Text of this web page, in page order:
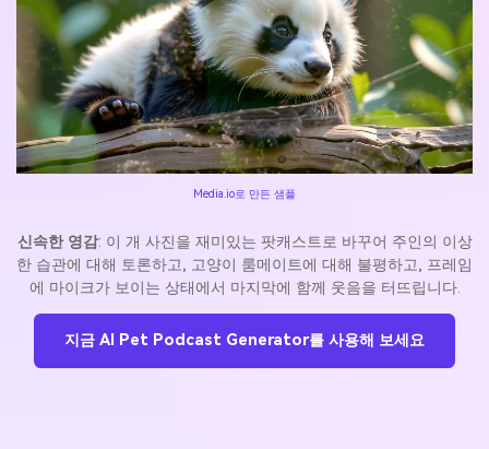
Media.io로 만든 샘플
신속한 영감: 이 개 사진을 재미있는 팟캐스트로 바꾸어 주인의 이상
한 습관에 대해 토론하고, 고양이 룸메이트에 대해 불평하고, 프레임
에 마이크가 보이는 상태에서 마지막에 함께 웃음을 터뜨립니다.
지금 AI Pet Podcast Generator를 사용해 보세요